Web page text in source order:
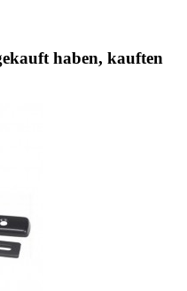
haben, kauften